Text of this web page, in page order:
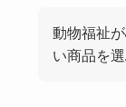
動物福祉
い商品を